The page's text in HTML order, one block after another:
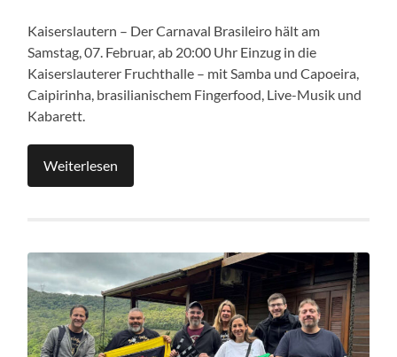
Kaiserslautern – Der Carnaval Brasileiro hält am
Samstag, 07. Februar, ab 20:00 Uhr Einzug in die
Kaiserslauterer Fruchthalle – mit Samba und Capoeira,
Caipirinha, brasilianischem Fingerfood, Live-Musik und
Kabarett.
Weiterlesen